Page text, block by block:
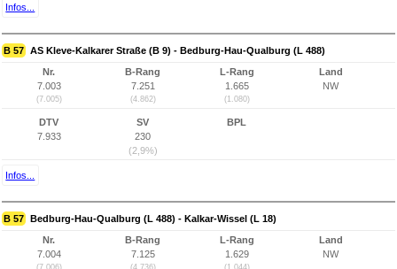
Infos...
B 57 AS Kleve-Kalkarer Straße (B 9) - Bedburg-Hau-Qualburg (L 488)
Nr.
7.003
(7.005)
B-Rang
7.251
(4.862)
L-Rang
1.665
(1.080)
Land
NW
DTV
7.933
SV
230
(2,9%)
BPL
Infos...
B 57 Bedburg-Hau-Qualburg (L 488) - Kalkar-Wissel (L 18)
Nr.
7.004
B-Rang
7.125
L-Rang
1.629
Land
NW